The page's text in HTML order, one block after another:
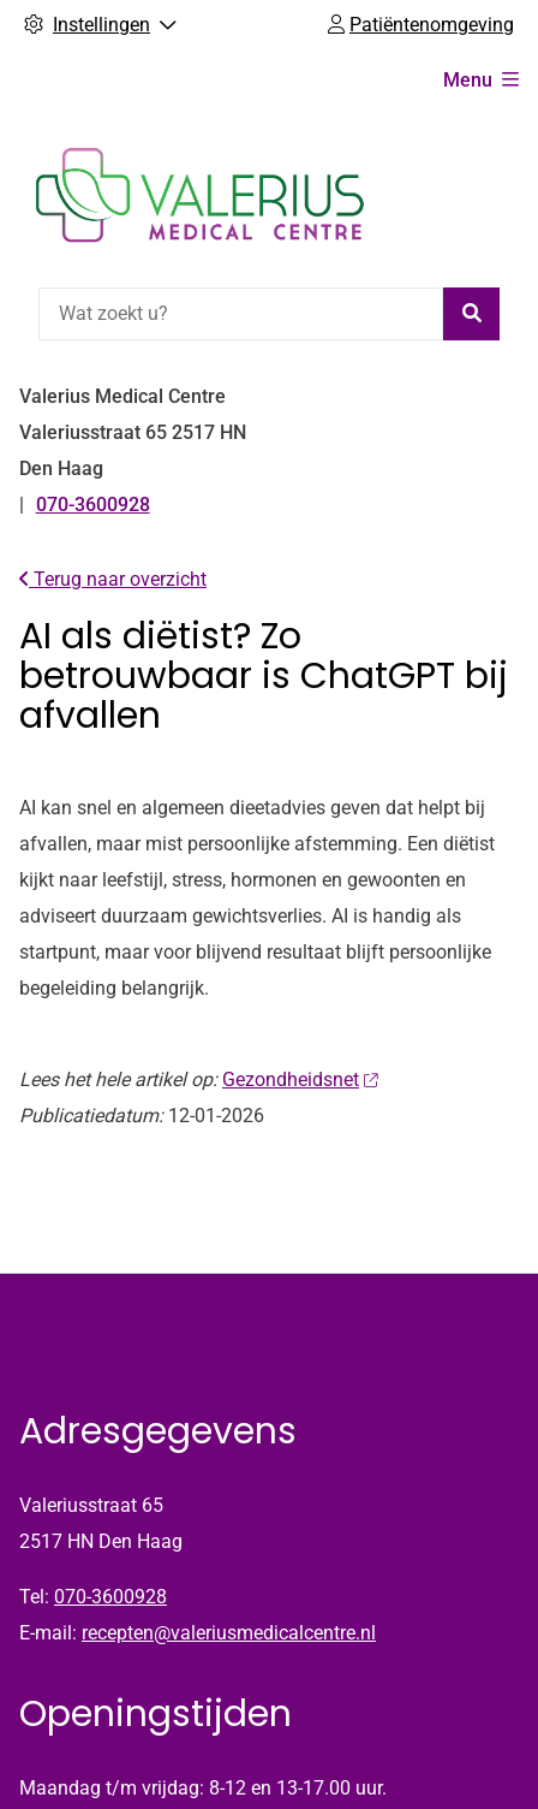
Instellingen Patiëntenomgeving
Menu
Valerius Medical Centre
Valeriusstraat 65 2517 HN
Den Haag
Tel:
070-3600928
Terug naar overzicht
AI als diëtist? Zo
betrouwbaar is ChatGPT bij
afvallen
AI kan snel en algemeen dieetadvies geven dat helpt bij
afvallen, maar mist persoonlijke afstemming. Een diëtist
kijkt naar leefstijl, stress, hormonen en gewoonten en
adviseert duurzaam gewichtsverlies. AI is handig als
startpunt, maar voor blijvend resultaat blijft persoonlijke
begeleiding belangrijk.
Lees het hele artikel op: Gezondheidsnet
Publicatiedatum: 12-01-2026
Adresgegevens
Valeriusstraat 65
2517 HN Den Haag
Tel: 070-3600928
E-mail: recepten@valeriusmedicalcentre.nl
Openingstijden
Maandag t/m vrijdag: 8-12 en 13-17.00 uur.